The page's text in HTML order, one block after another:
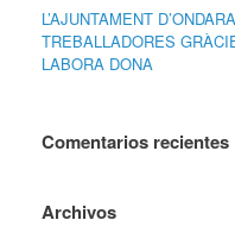
L’AJUNTAMENT
TREBALLADORES
LABORA DONA
Comentarios recientes
Archivos